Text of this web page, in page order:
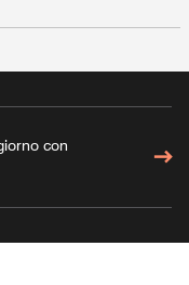
con